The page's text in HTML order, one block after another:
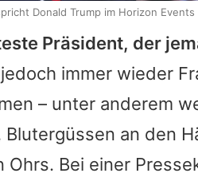
Präsident, der
immer wieder
– unter anderem
an den
Bei einer
Donald Trump im Horizon